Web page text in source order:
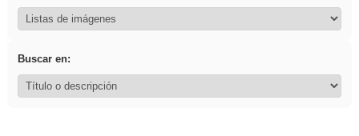
Buscar en: